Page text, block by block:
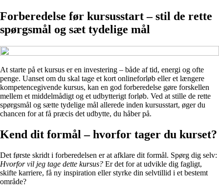
Forberedelse før kursusstart – stil de rette
spørgsmål og sæt tydelige mål
At starte på et kursus er en investering – både af tid, energi og ofte
penge. Uanset om du skal tage et kort onlineforløb eller et længere
kompetencegivende kursus, kan en god forberedelse gøre forskellen
mellem et middelmådigt og et udbytterigt forløb. Ved at stille de rette
spørgsmål og sætte tydelige mål allerede inden kursusstart, øger du
chancen for at få præcis det udbytte, du håber på.
Kend dit formål – hvorfor tager du kurset?
Det første skridt i forberedelsen er at afklare dit formål. Spørg dig selv:
Hvorfor vil jeg tage dette kursus? Er det for at udvikle dig fagligt,
skifte karriere, få ny inspiration eller styrke din selvtillid i et bestemt
område?